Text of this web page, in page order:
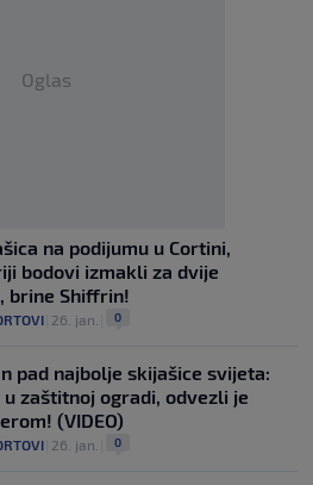
Oglas
na podijumu u Cortini,
bodovi izmakli za dvije
brine Shiffrin!
26. jan. 0
pad najbolje skijašice svijeta:
zaštitnoj ogradi, odvezli je
(VIDEO)
26. jan. 0